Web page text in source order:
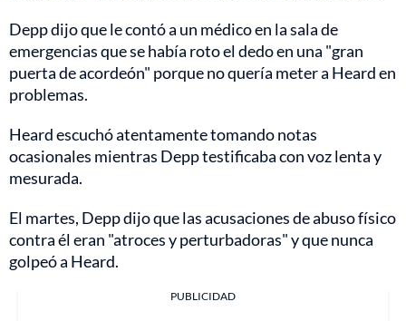
Depp dijo que le contó a un médico en la sala de
emergencias que se había roto el dedo en una "gran
puerta de acordeón" porque no quería meter a Heard en
problemas.
Heard escuchó atentamente tomando notas
ocasionales mientras Depp testificaba con voz lenta y
mesurada.
El martes, Depp dijo que las acusaciones de abuso físico
contra él eran "atroces y perturbadoras" y que nunca
golpeó a Heard.
PUBLICIDAD